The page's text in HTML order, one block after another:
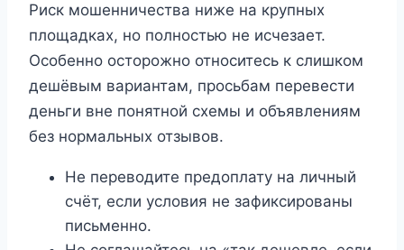
Риск мошенничества ниже на крупных
площадках, но полностью не исчезает.
Особенно осторожно относитесь к слишком
дешёвым вариантам, просьбам перевести
деньги вне понятной схемы и объявлениям
без нормальных отзывов.
Не переводите предоплату на личный
счёт, если условия не зафиксированы
письменно.